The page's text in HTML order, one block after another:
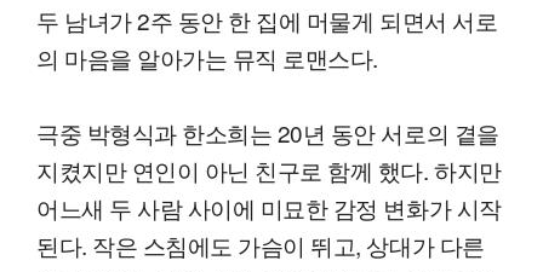
두 남녀가 2주 동안 한 집에 머물게 되면서 서로
의 마음을 알아가는 뮤직 로맨스다.
극중 박형식과 한소희는 20년 동안 서로의 곁을
지켰지만 연인이 아닌 친구로 함께 했다. 하지만
어느새 두 사람 사이에 미묘한 감정 변화가 시작
된다. 작은 스침에도 가슴이 뛰고, 상대가 다른